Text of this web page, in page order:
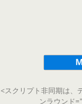
<スクリプト非同期は、
ンラウンド